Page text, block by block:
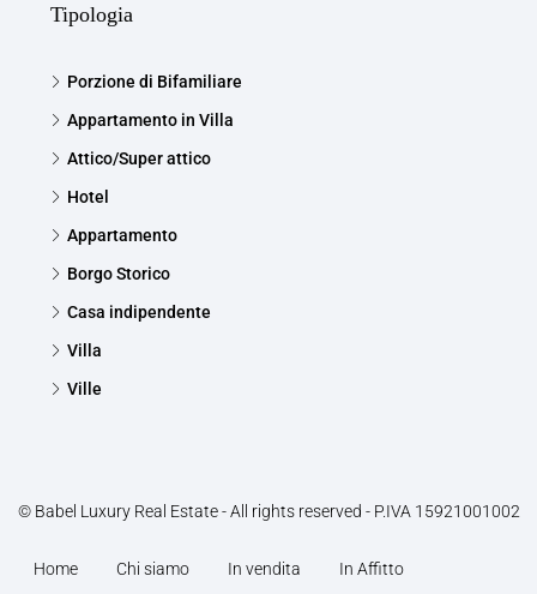
Tipologia
Porzione di Bifamiliare
Appartamento in Villa
Attico/Super attico
Hotel
Appartamento
Borgo Storico
Casa indipendente
Villa
Ville
© Babel Luxury Real Estate - All rights reserved - P.IVA 15921001002
Home Chi siamo In vendita In Affitto